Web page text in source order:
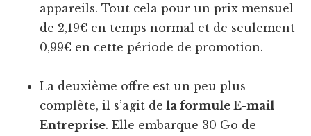
appareils. Tout cela pour un prix mensuel
de 2,19€ en temps normal et de seulement
0,99€ en cette période de promotion.
La deuxième offre est un peu plus
complète, il s’agit de la formule E-mail
Entreprise. Elle embarque 30 Go de